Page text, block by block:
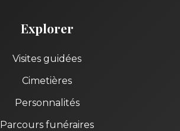
Explorer
Visites guidées
Cimetières
Personnalités
Parcours funéraires